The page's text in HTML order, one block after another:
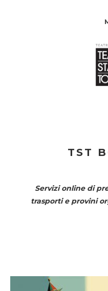
TST
Servizi online di
trasporti e provini